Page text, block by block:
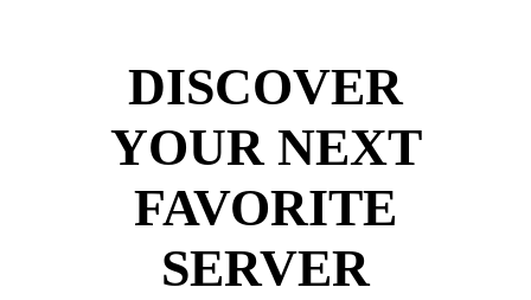
DISCOVER
YOUR NEXT
FAVORITE
SERVER